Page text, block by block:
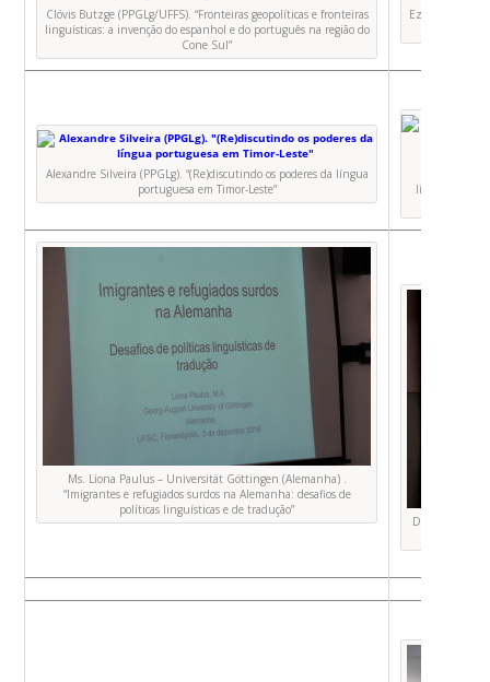
Clóvis Butzge (PPGLg/UFFS). “Fronteiras geopolíticas e fronteiras
linguísticas: a invenção do espanhol e do português na região do
Cone Sul”
Ezequiel
Alexandre Silveira (PPGLg). “(Re)discutindo os poderes da língua
portuguesa em Timor-Leste”
linguísticas e
Ms. Liona Paulus – Universität Göttingen (Alemanha) .
“Imigrantes e refugiados surdos na Alemanha: desafios de
políticas linguísticas e de tradução”
Dr. Rodrigo